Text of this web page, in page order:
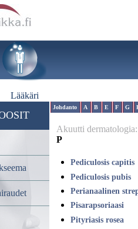
Lääkäri
Johdanto A B E F G
Akuutti dermatologia:
P
Pediculosis capitis
Pediculosis pubis
Perianaalinen
Pisarapsoriaasi
Pityriasis rosea